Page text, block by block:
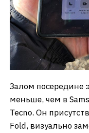
Залом посередине
меньше, чем в
Tecno. Он
Fold, визуально